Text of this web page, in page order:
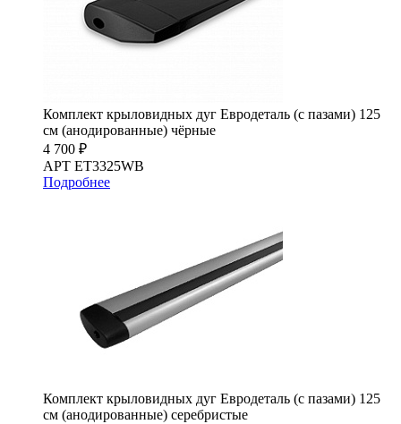
Комплект крыловидных дуг Евродеталь (с пазами) 125
см (анодированные) чёрные
4 700 ₽
АРТ ET3325WB
Подробнее
Комплект крыловидных дуг Евродеталь (с пазами) 125
см (анодированные) серебристые